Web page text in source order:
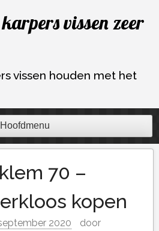
vissen zeer
vissen houden met het
Hoofdmenu
70 –
kopen
2020
door